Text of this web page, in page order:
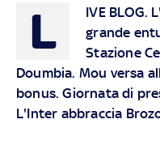
L IVE BLOG.
grande
Stazione
Doumbia. Mou versa
bonus. Giornata di
L'Inter abbraccia